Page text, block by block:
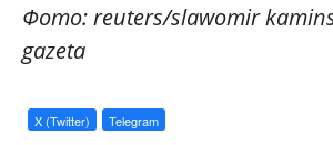
Фото: reuters/slawomir
gazeta
X (Twitter) Telegram